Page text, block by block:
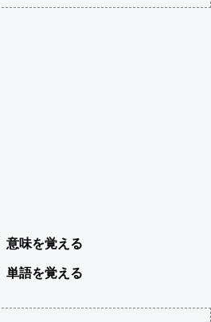
意味を覚える
単語を覚える